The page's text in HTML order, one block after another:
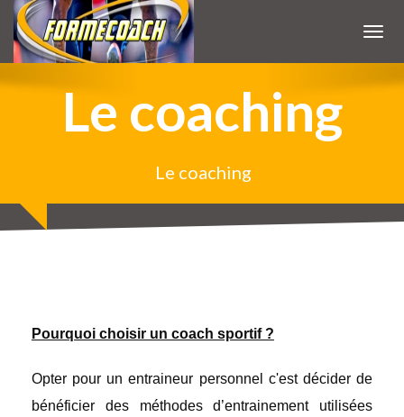
Accueil
Le coach
Prestations
Le coaching
Le coaching
Pourquoi choisir un coach sportif ?
Opter pour un entraineur personnel c'est décider de
bénéficier des méthodes d’entrainement utilisées